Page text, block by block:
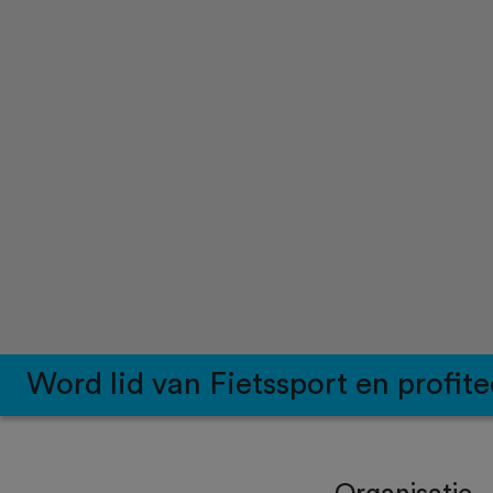
Word lid van Fietssport en